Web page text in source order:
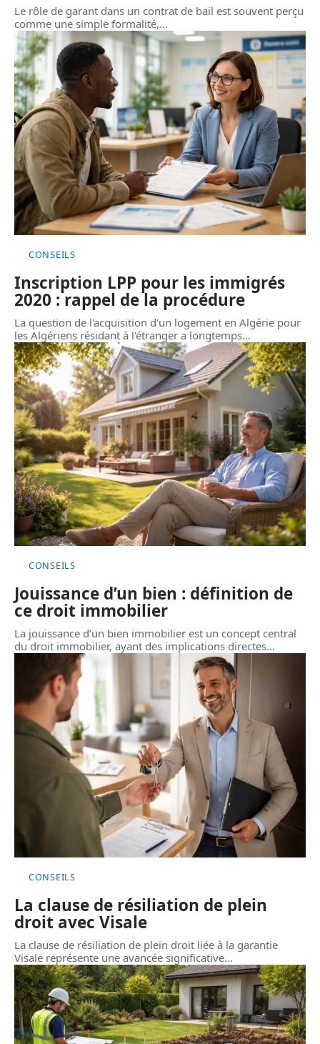
Le rôle de garant dans un contrat de bail est souvent perçu
comme une simple formalité,…
CONSEILS
Inscription LPP pour les immigrés
2020 : rappel de la procédure
La question de l'acquisition d'un logement en Algérie pour
les Algériens résidant à l'étranger a longtemps…
CONSEILS
Jouissance d’un bien : définition de
ce droit immobilier
La jouissance d’un bien immobilier est un concept central
du droit immobilier, ayant des implications directes…
CONSEILS
La clause de résiliation de plein
droit avec Visale
La clause de résiliation de plein droit liée à la garantie
Visale représente une avancée significative…